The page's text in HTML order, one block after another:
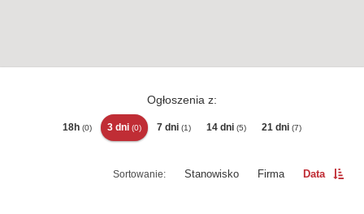
Ogłoszenia z:
18h (0) 3 dni (0) 7 dni (1) 14 dni (5) 21 dni (7)
Stanowisko Firma Data